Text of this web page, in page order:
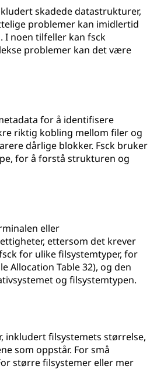
skadede datastrukturer,
problemer kan imidlertid
I noen tilfeller kan fsck
problemer kan det være
for å identifisere
riktig kobling mellom filer og
dårlige blokker. Fsck bruker
for å forstå strukturen og
eller
ettersom det krever
for ulike filsystemtyper, for
Allocation Table 32), og den
og filsystemtypen.
inkludert filsystemets størrelse,
som oppstår. For små
større filsystemer eller mer